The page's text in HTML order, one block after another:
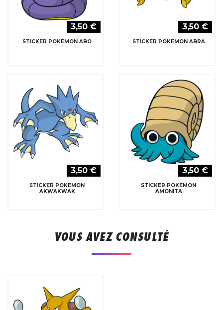
3,50 €
STICKER POKEMON ABO
3,50 €
STICKER POKEMON ABRA
3,50 €
STICKER POKEMON
AKWAKWAK
3,50 €
STICKER POKEMON
AMONITA
VOUS AVEZ CONSULTÉ